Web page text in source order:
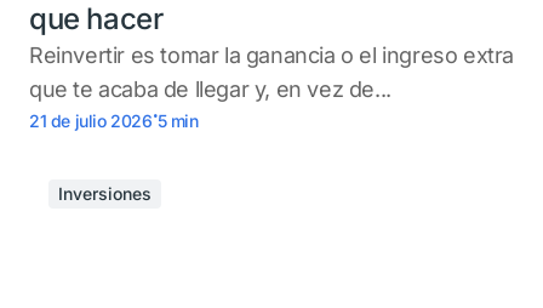
que hacer
Reinvertir es tomar la ganancia o el ingreso extra
que te acaba de llegar y, en vez de...
21 de julio 2026.5 min
Inversiones